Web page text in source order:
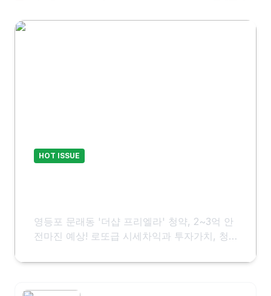
HOT ISSUE
영등포 문래동 '더샵 프리엘라' 청약, 2~3억 안
전마진 예상! 로또급 시세차익과 투자가치, 청